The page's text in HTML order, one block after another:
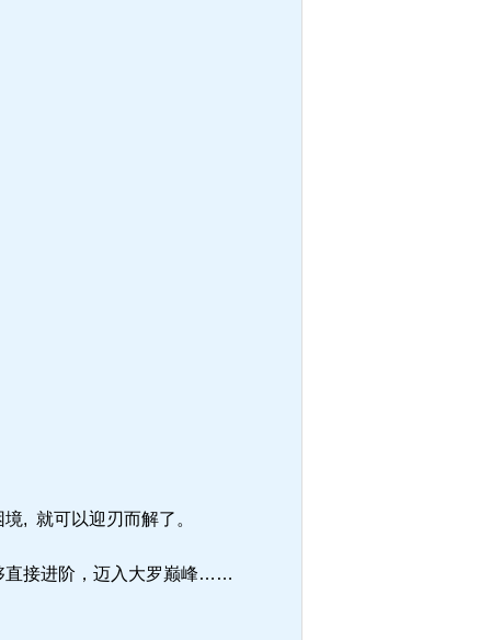
, 就可以迎刃而解了。
直接进阶，迈入大罗巅峰……